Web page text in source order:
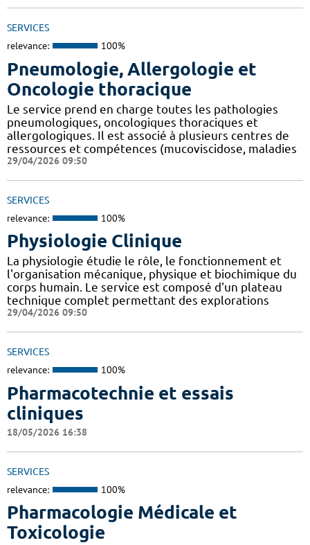
SERVICES
relevance: 100%
Pneumologie, Allergologie et
Oncologie thoracique
Le service prend en charge toutes les pathologies
pneumologiques, oncologiques thoraciques et
allergologiques. Il est associé à plusieurs centres de
ressources et compétences (mucoviscidose, maladies
29/04/2026 09:50
SERVICES
relevance: 100%
Physiologie Clinique
La physiologie étudie le rôle, le fonctionnement et
l'organisation mécanique, physique et biochimique du
corps humain. Le service est composé d'un plateau
technique complet permettant des explorations
29/04/2026 09:50
SERVICES
relevance: 100%
Pharmacotechnie et essais
cliniques
18/05/2026 16:38
SERVICES
relevance: 100%
Pharmacologie Médicale et
Toxicologie